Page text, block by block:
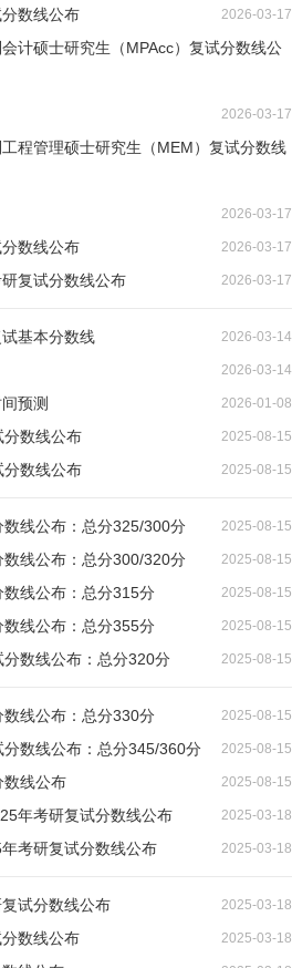
数线公布 2026-03-17
计硕士研究生（MPAcc）复试分数线公
2026-03-17
程管理硕士研究生（MEM）复试分数线
2026-03-17
数线公布 2026-03-17
复试分数线公布 2026-03-17
基本分数线 2026-03-14
2026-03-14
预测 2026-01-08
数线公布 2025-08-15
数线公布 2025-08-15
线公布：总分325/300分 2025-08-15
线公布：总分300/320分 2025-08-15
线公布：总分315分 2025-08-15
线公布：总分355分 2025-08-15
数线公布：总分320分 2025-08-15
线公布：总分330分 2025-08-15
数线公布：总分345/360分 2025-08-15
数线公布 2025-08-15
年考研复试分数线公布 2025-03-18
考研复试分数线公布 2025-03-18
试分数线公布 2025-03-18
数线公布 2025-03-18